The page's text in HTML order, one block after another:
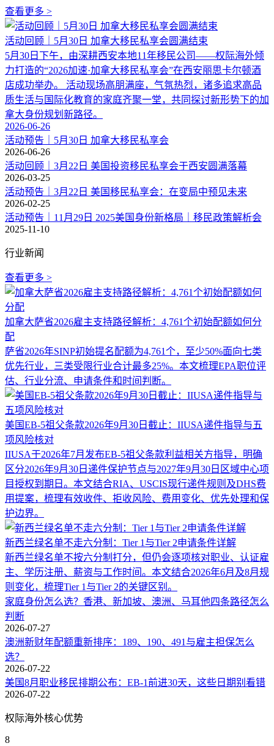
查看更多 >
活动回顾｜5月30日 加拿大移民私享会圆满结束
5月30日下午，由深耕西安本地11年移民公司——权际海外倾
力打造的“2026加速·加拿大移民私享会”在西安丽思卡尔顿酒
店成功举办。 活动现场高朋满座，气氛热烈，诸多追求高品
质生活与国际化教育的家庭齐聚一堂，共同探讨新形势下的加
拿大身份规划新路径。
2026-06-26
活动预告｜5月30日 加拿大移民私享会
2026-06-26
活动回顾｜3月22日 美国投资移民私享会于西安圆满落幕
2026-03-25
活动预告｜3月22日 美国移民私享会：在变局中预见未来
2026-02-25
活动预告｜11月29日 2025美国身份新格局｜移民政策解析会
2025-11-10
行业新闻
查看更多 >
加拿大萨省2026雇主支持路径解析：4,761个初始配额如何分
配
萨省2026年SINP初始提名配额为4,761个，至少50%面向七类
优先行业，三类受限行业合计最多25%。本文梳理EPA职位评
估、行业分流、申请条件和时间判断。
美国EB-5祖父条款2026年9月30日截止：IIUSA递件指导与五
项风险核对
IIUSA于2026年7月发布EB-5祖父条款利益相关方指导，明确
区分2026年9月30日递件保护节点与2027年9月30日区域中心项
目授权到期日。本文结合RIA、USCIS现行递件规则及DHS费
用提案，梳理有效收件、拒收风险、费用变化、优先处理和保
护边界。
新西兰绿名单不走六分制：Tier 1与Tier 2申请条件详解
新西兰绿名单不按六分制打分，但仍会逐项核对职业、认证雇
主、学历注册、薪资与工作时间。本文结合2026年6月及8月规
则变化，梳理Tier 1与Tier 2的关键区别。
家庭身份怎么选？香港、新加坡、澳洲、马耳他四条路径怎么
判断
2026-07-27
澳洲新财年配额重新排序：189、190、491与雇主担保怎么
选？
2026-07-22
美国8月职业移民排期公布：EB-1前进30天，这些日期别看错
2026-07-22
权际海外核心优势
8